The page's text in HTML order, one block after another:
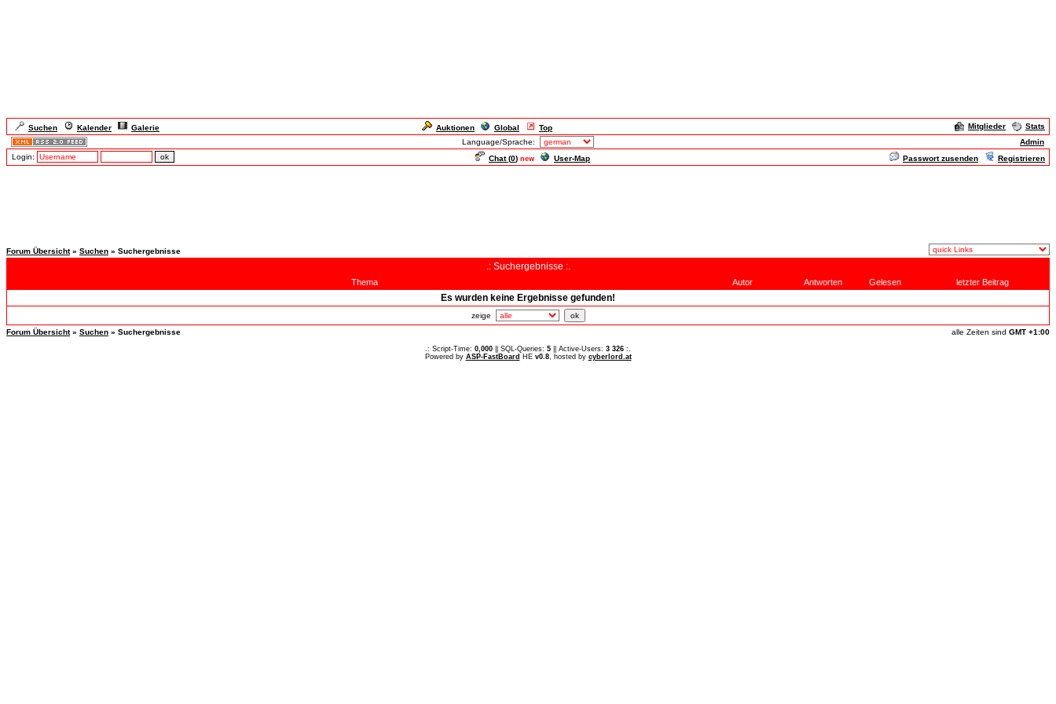
Suchen Kalender Galerie Auktionen Global Top Mitglieder
Stats
Language/Sprache:
Admin
Login:
Chat (0) new User-Map Passwort zusenden Registrieren
Forum Übersicht» Suchen » Suchergebnisse
.: Suchergebnisse :.
Thema Autor Antworten Gelesen letzter Beitrag
Es wurden keine Ergebnisse gefunden!
zeige
Forum Übersicht» Suchen » Suchergebnisse alle Zeiten sind GMT +1:00
.: Script-Time: 0,000 || SQL-Queries: 5 || Active-Users: 3 326 :.
Powered by ASP-FastBoard HE v0.8, hosted by cyberlord.at